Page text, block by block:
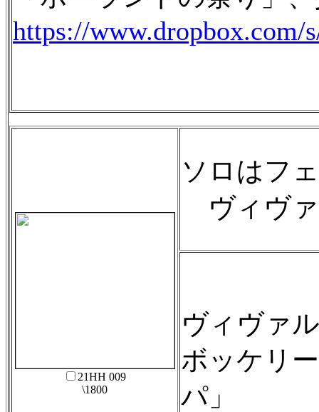
https://www.dropbox.com/
21HH 009
\1800
ソロはフ
ヴィヴァ
ヴィヴァ
ボッケリ
パ」